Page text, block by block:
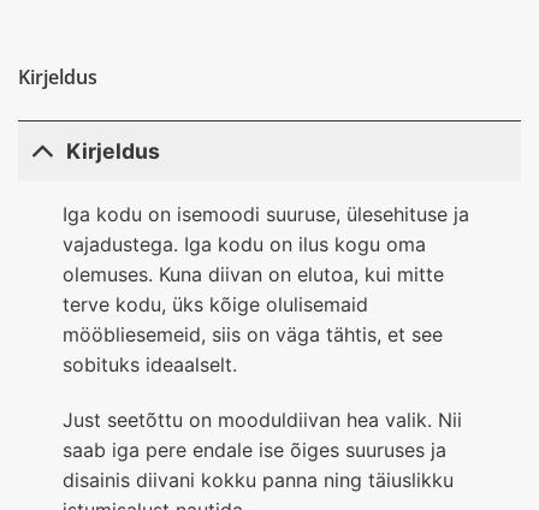
Kirjeldus
Kirjeldus
Iga kodu on isemoodi suuruse, ülesehituse ja
vajadustega. Iga kodu on ilus kogu oma
olemuses. Kuna diivan on elutoa, kui mitte
terve kodu, üks kõige olulisemaid
mööbliesemeid, siis on väga tähtis, et see
sobituks ideaalselt.
Just seetõttu on mooduldiivan hea valik. Nii
saab iga pere endale ise õiges suuruses ja
disainis diivani kokku panna ning täiuslikku